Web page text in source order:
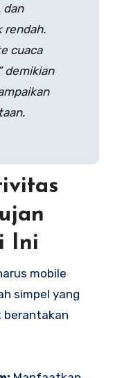
dan
rendah.
cuaca
demikian
Ini
mobile
simpel yang
berantakan